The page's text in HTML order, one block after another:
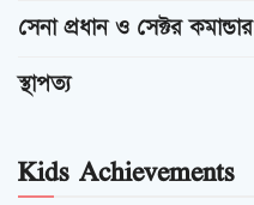
সেনা প্রধান ও সেক্টর কমান্ডার
স্থাপত্য
Kids Achievements